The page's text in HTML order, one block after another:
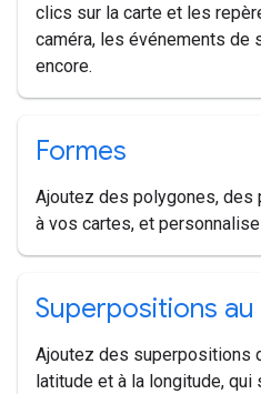
clics sur la carte et les
caméra, les événements de
encore.
Formes
Ajoutez des polygones,
à vos cartes, et
Superpositions au
Ajoutez des superpositions
latitude et à la longitude,